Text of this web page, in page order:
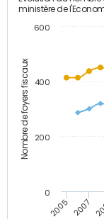
Nombre de foyers fiscaux
ministère de
2005 2007
0
200
400
600